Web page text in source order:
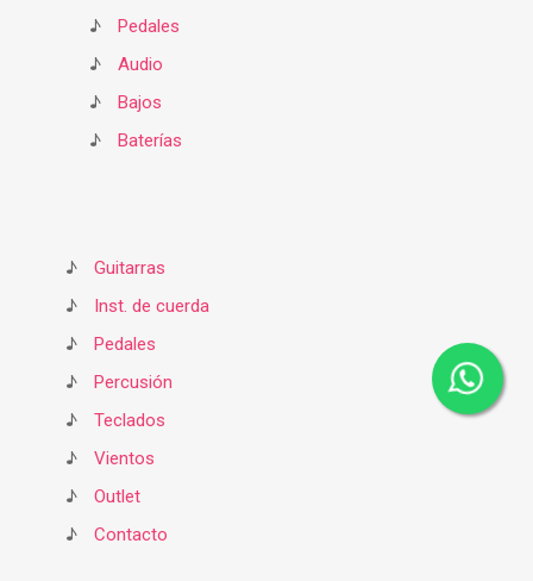
♪
Pedales
♪
Audio
♪
Bajos
♪
Baterías
♪
Guitarras
♪
Inst. de cuerda
♪
Pedales
♪
Percusión
♪
Teclados
♪
Vientos
♪
Outlet
♪
Contacto